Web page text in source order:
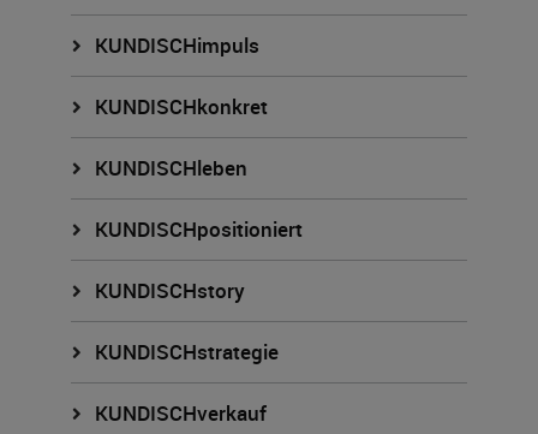
KUNDISCHimpuls
KUNDISCHkonkret
KUNDISCHleben
KUNDISCHpositioniert
KUNDISCHstory
KUNDISCHstrategie
KUNDISCHverkauf